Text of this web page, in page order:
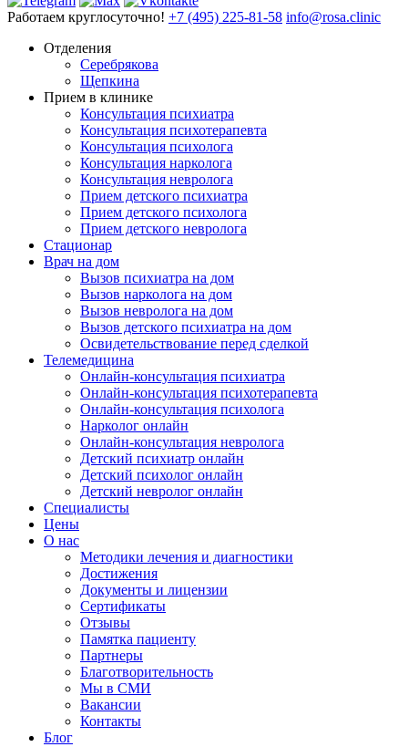
Работаем круглосуточно! +7 (495) 225-81-58 info@rosa.clinic
Отделения
Серебрякова
Щепкина
Прием в клинике
Консультация психиатра
Консультация психотерапевта
Консультация психолога
Консультация нарколога
Консультация невролога
Прием детского психиатра
Прием детского психолога
Прием детского невролога
Стационар
Врач на дом
Вызов психиатра на дом
Вызов нарколога на дом
Вызов невролога на дом
Вызов детского психиатра на дом
Освидетельствование перед сделкой
Телемедицина
Онлайн-консультация психиатра
Онлайн-консультация психотерапевта
Онлайн-консультация психолога
Нарколог онлайн
Онлайн-консультация невролога
Детский психиатр онлайн
Детский психолог онлайн
Детский невролог онлайн
Специалисты
Цены
О нас
Методики лечения и диагностики
Достижения
Документы и лицензии
Сертификаты
Отзывы
Памятка пациенту
Партнеры
Благотворительность
Мы в СМИ
Вакансии
Контакты
Блог